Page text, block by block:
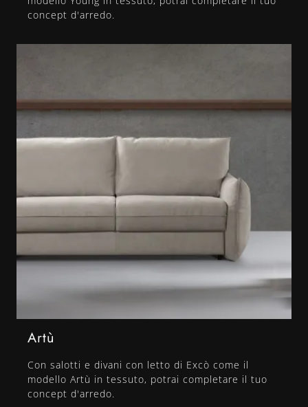
concept d'arredo.
Artù
Con salotti e divani con letto di Excò come il
modello Artù in tessuto, potrai completare il tuo
concept d'arredo.